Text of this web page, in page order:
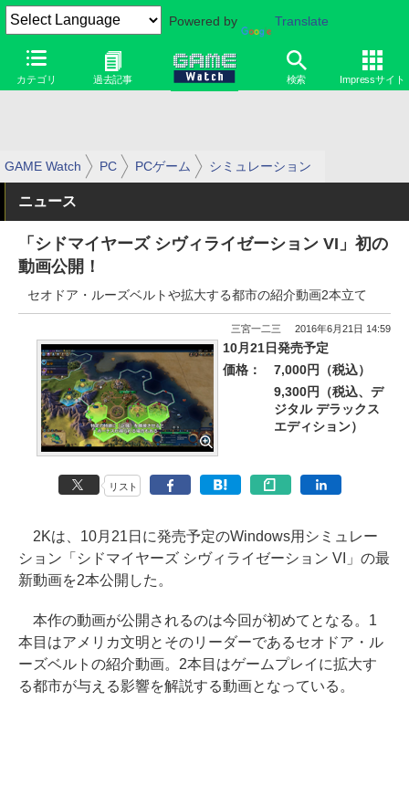
Powered by Translate
カテゴリ 過去記事 検索 Impressサイト
GAME Watch PC PCゲーム シミュレーション
ニュース
「シドマイヤーズ シヴィライゼーション VI」初の
動画公開！
セオドア・ルーズベルトや拡大する都市の紹介動画2本立て
三宮一二三 2016年6月21日 14:59
10月21日発売予定
価格：
7,000円（税込）
9,300円（税込、デ
ジタル デラックス
エディション）
リスト
2Kは、10月21日に発売予定のWindows用シミュレー
ション「シドマイヤーズ シヴィライゼーション VI」の最
新動画を2本公開した。
本作の動画が公開されるのは今回が初めてとなる。1
本目はアメリカ文明とそのリーダーであるセオドア・ル
ーズベルトの紹介動画。2本目はゲームプレイに拡大す
る都市が与える影響を解説する動画となっている。